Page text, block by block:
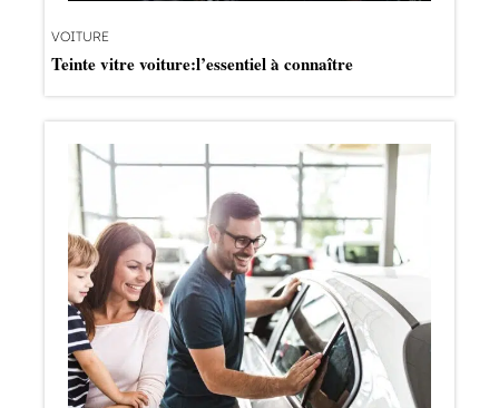
VOITURE
Teinte vitre voiture:l’essentiel à connaître